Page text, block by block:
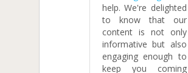
help. We're delighted
to know that our
content is not only
informative but also
engaging enough to
keep you coming